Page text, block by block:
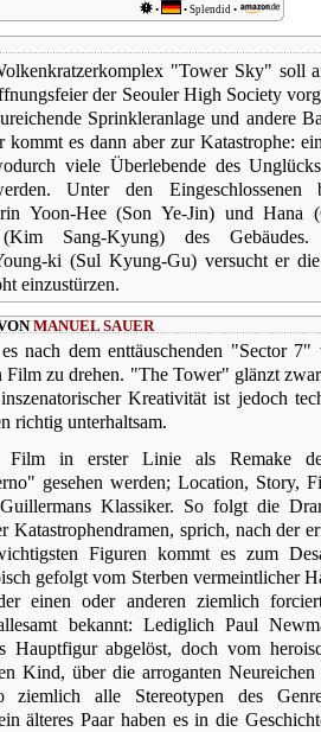
• • Splendid •
"Tower Sky" soll
der Seouler High Society
Sprinkleranlage und andere
kommt es dann aber zur Katastrophe:
viele Überlebende des
Unter den
Yoon-Hee (Son Ye-Jin) und
(Kim Sang-Kyung) des
ki (Sul Kyung-Gu) versucht er
einzustürzen.
MANUEL SAUER
nach dem enttäuschenden "Sector 7"
Film zu drehen. "The Tower" glänzt
Kreativität ist jedoch
richtig unterhaltsam.
in erster Linie als Remake des
gesehen werden; Location, Story,
Klassiker. So folgt die
Katastrophendramen, sprich, nach der
Figuren kommt es zum
gefolgt vom Sterben vermeintlicher
einen oder anderen ziemlich
bekannt: Lediglich Paul
Hauptfigur abgelöst, doch vom
Kind, über die arroganten
ziemlich alle Stereotypen des
älteres Paar haben es in die